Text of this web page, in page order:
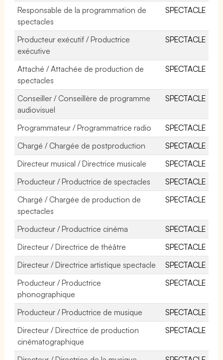
Responsable de la programmation de
spectacles
SPECTACLE
Producteur exécutif / Productrice
exécutive
SPECTACLE
Attaché / Attachée de production de
spectacles
SPECTACLE
Conseiller / Conseillère de programme
audiovisuel
SPECTACLE
Programmateur / Programmatrice radio
SPECTACLE
Chargé / Chargée de postproduction
SPECTACLE
Directeur musical / Directrice musicale
SPECTACLE
Producteur / Productrice de spectacles
SPECTACLE
Chargé / Chargée de production de
spectacles
SPECTACLE
Producteur / Productrice cinéma
SPECTACLE
Directeur / Directrice de théâtre
SPECTACLE
Directeur / Directrice artistique spectacle
SPECTACLE
Producteur / Productrice
phonographique
SPECTACLE
Producteur / Productrice de musique
SPECTACLE
Directeur / Directrice de production
cinématographique
SPECTACLE